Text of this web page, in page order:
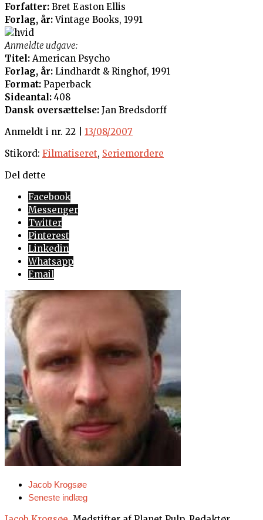
Forfatter: Bret Easton Ellis
Forlag, år:Vintage Books, 1991
Anmeldte udgave:
Titel: American Psycho
Forlag, år: Lindhardt & Ringhof, 1991
Format: Paperback
Sideantal: 408
Dansk oversættelse: Jan Bredsdorff
Anmeldt i nr. 22 | 13/08/2007
Stikord: Filmatiseret, Seriemordere
Del dette
Facebook
Messenger
Twitter
Pinterest
Linkedin
Whatsapp
Email
Jacob Krogsøe
Seneste indlæg